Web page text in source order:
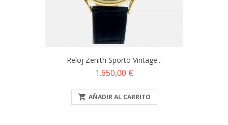
Reloj Zenith Sporto Vintage...
Precio
1.650,00 €
 AÑADIR AL CARRITO